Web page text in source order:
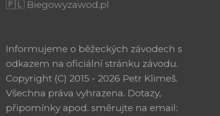
🇵🇱 Biegowyzawod.pl
Informujeme o běžeckých závodech s
odkazem na oficiální stránku závodu.
Copyright (C) 2015 - 2026 Petr Klimeš.
Všechna práva vyhrazena. Dotazy,
připomínky apod. směrujte na email: